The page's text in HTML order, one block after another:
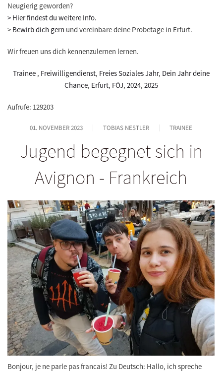
Neugierig geworden?
> Hier findest du weitere Info.
> Bewirb dich gern und vereinbare deine Probetage in Erfurt.
Wir freuen uns dich kennenzulernen lernen.
Trainee , Freiwilligendienst, Freies Soziales Jahr, Dein Jahr deine
Chance, Erfurt, FÖJ, 2024, 2025
Aufrufe: 129203
01. NOVEMBER 2023 TOBIAS NESTLER TRAINEE
Jugend begegnet sich in
Avignon - Frankreich
Bonjour, je ne parle pas francais! Zu Deutsch: Hallo, ich spreche